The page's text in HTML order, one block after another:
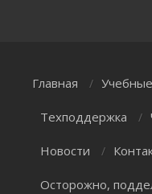
Главная /
Техподдержка /
Новости /
Осторожно,